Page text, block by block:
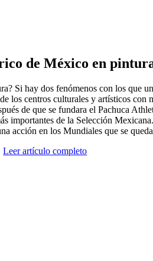
de México en
Si hay dos fenómenos con los que
los centros culturales y artísticos con
de que se fundara el Pachuca
importantes de la Selección
acción en los Mundiales que se
Leer artículo completo